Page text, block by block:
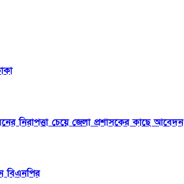
নিরাপত্তা চেয়ে জেলা প্রশাসকের কাছে আবেদন
বিএনপির